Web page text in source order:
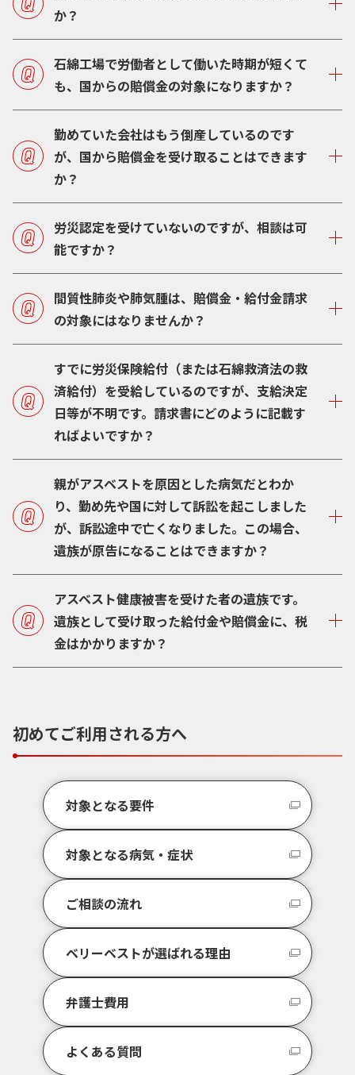
か？
石綿工場で労働者として働いた時期が短くて
も、国からの賠償金の対象になりますか？
勤めていた会社はもう倒産しているのです
が、国から賠償金を受け取ることはできます
か？
労災認定を受けていないのですが、相談は可
能ですか？
間質性肺炎や肺気腫は、賠償金・給付金請求
の対象にはなりませんか？
すでに労災保険給付（または石綿救済法の救
済給付）を受給しているのですが、支給決定
日等が不明です。請求書にどのように記載す
ればよいですか？
親がアスベストを原因とした病気だとわか
り、勤め先や国に対して訴訟を起こしました
が、訴訟途中で亡くなりました。この場合、
遺族が原告になることはできますか？
アスベスト健康被害を受けた者の遺族です。
遺族として受け取った給付金や賠償金に、税
金はかかりますか？
初めてご利用される方へ
対象となる要件
対象となる病気・症状
ご相談の流れ
ベリーベストが選ばれる理由
弁護士費用
よくある質問